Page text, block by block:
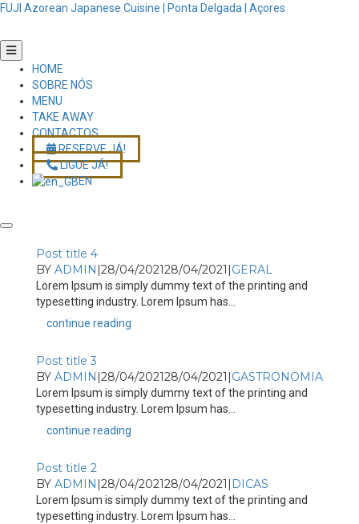
FUJI Azorean Japanese Cuisine | Ponta Delgada | Açores
HOME
SOBRE NÓS
MENU
TAKE AWAY
CONTACTOS
RESERVE JÁ!
LIGUE JÁ!
EN
Post title 4
BY ADMIN |28/04/202128/04/2021 |GERAL
Lorem Ipsum is simply dummy text of the printing and
typesetting industry. Lorem Ipsum has...
continue reading
Post title 3
BY ADMIN |28/04/202128/04/2021 |GASTRONOMIA
Lorem Ipsum is simply dummy text of the printing and
typesetting industry. Lorem Ipsum has...
continue reading
Post title 2
BY ADMIN |28/04/202128/04/2021 | DICAS
Lorem Ipsum is simply dummy text of the printing and
typesetting industry. Lorem Ipsum has...